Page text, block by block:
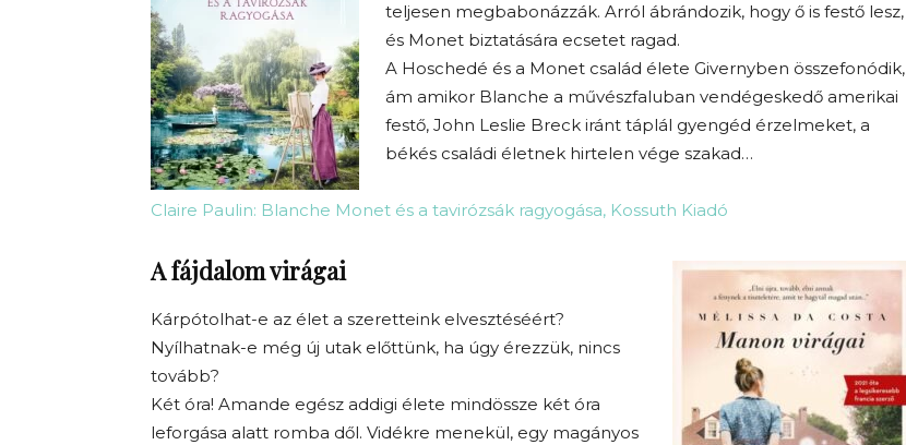
teljesen megbabonázzák. Arról ábrándozik, hogy ő is festő lesz,
és Monet biztatására ecsetet ragad.
A Hoschedé és a Monet család élete Givernyben összefonódik,
ám amikor Blanche a művészfaluban vendégeskedő amerikai
festő, John Leslie Breck iránt táplál gyengéd érzelmeket, a
békés családi életnek hirtelen vége szakad…
Claire Paulin: Blanche Monet és a tavirózsák ragyogása, Kossuth Kiadó
A fájdalom virágai
Kárpótolhat-e az élet a szeretteink elvesztéséért?
Nyílhatnak-e még új utak előttünk, ha úgy érezzük, nincs
tovább?
Két óra! Amande egész addigi élete mindössze két óra
leforgása alatt romba dől. Vidékre menekül, egy magányos